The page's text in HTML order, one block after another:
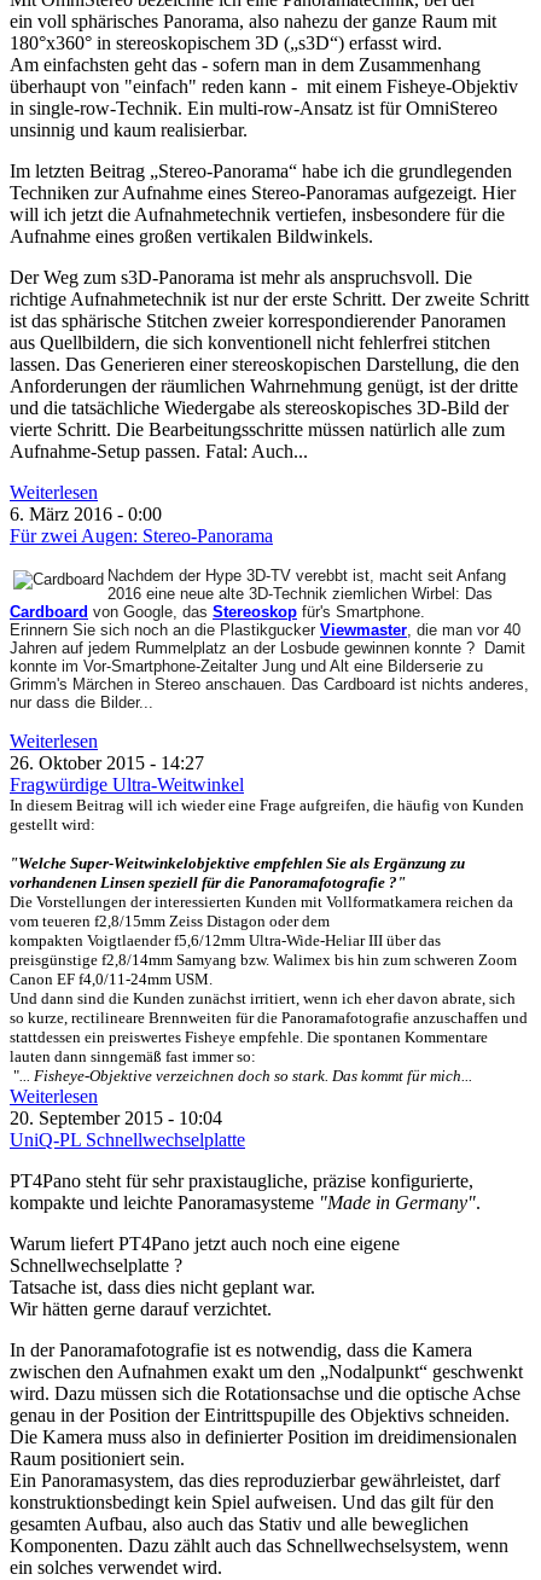
ein voll sphärisches Panorama, also nahezu der ganze Raum mit
180°x360° in stereoskopischem 3D („s3D“) erfasst wird.
Am einfachsten geht das - sofern man in dem Zusammenhang
überhaupt von "einfach" reden kann - mit einem Fisheye-Objektiv
in single-row-Technik. Ein multi-row-Ansatz ist für OmniStereo
unsinnig und kaum realisierbar.
Im letzten Beitrag „Stereo-Panorama“ habe ich die grundlegenden
Techniken zur Aufnahme eines Stereo-Panoramas aufgezeigt. Hier
will ich jetzt die Aufnahmetechnik vertiefen, insbesondere für die
Aufnahme eines großen vertikalen Bildwinkels.
Der Weg zum s3D-Panorama ist mehr als anspruchsvoll. Die
richtige Aufnahmetechnik ist nur der erste Schritt. Der zweite Schritt
ist das sphärische Stitchen zweier korrespondierender Panoramen
aus Quellbildern, die sich konventionell nicht fehlerfrei stitchen
lassen. Das Generieren einer stereoskopischen Darstellung, die den
Anforderungen der räumlichen Wahrnehmung genügt, ist der dritte
und die tatsächliche Wiedergabe als stereoskopisches 3D-Bild der
vierte Schritt. Die Bearbeitungsschritte müssen natürlich alle zum
Aufnahme-Setup passen. Fatal: Auch...
Weiterlesen
6. März 2016 - 0:00
Für zwei Augen: Stereo-Panorama
Nachdem der Hype 3D-TV verebbt ist, macht seit Anfang
2016 eine neue alte 3D-Technik ziemlichen Wirbel: Das
Cardboard von Google, das Stereoskop für's Smartphone.
Erinnern Sie sich noch an die Plastikgucker Viewmaster, die man vor 40
Jahren auf jedem Rummelplatz an der Losbude gewinnen konnte ?
Damit
konnte im Vor-Smartphone-Zeitalter Jung und Alt eine Bilderserie zu
Grimm's Märchen in Stereo anschauen. Das Cardboard ist nichts anderes,
nur dass die Bilder...
Weiterlesen
26. Oktober 2015 - 14:27
Fragwürdige Ultra-Weitwinkel
In diesem Beitrag will ich wieder eine Frage aufgreifen, die häufig von Kunden
gestellt wird:
"Welche Super-Weitwinkelobjektive empfehlen Sie als Ergänzung zu
vorhandenen Linsen speziell für die Panoramafotografie ?"
Die Vorstellungen der interessierten Kunden mit Vollformatkamera reichen da
vom teueren f2,8/15mm Zeiss Distagon oder dem
kompakten Voigtlaender f5,6/12mm Ultra-Wide-Heliar III über das
preisgünstige f2,8/14mm Samyang bzw. Walimex bis hin zum schweren Zoom
Canon EF f4,0/11-24mm USM.
Und dann sind die Kunden zunächst irritiert, wenn ich eher davon abrate, sich
so kurze, rectilineare Brennweiten für die Panoramafotografie anzuschaffen und
stattdessen ein preiswertes Fisheye empfehle. Die spontanen Kommentare
lauten dann sinngemäß fast immer so:
"... Fisheye-Objektive verzeichnen doch so stark. Das kommt für mich...
Weiterlesen
20. September 2015 - 10:04
UniQ-PL Schnellwechselplatte
PT4Pano steht für sehr praxistaugliche, präzise konfigurierte,
kompakte und leichte Panoramasysteme "Made in Germany".
Warum liefert PT4Pano jetzt auch noch eine eigene
Schnellwechselplatte ?
Tatsache ist, dass dies nicht geplant war.
Wir hätten gerne darauf verzichtet.
In der Panoramafotografie ist es notwendig, dass die Kamera
zwischen den Aufnahmen exakt um den „Nodalpunkt“ geschwenkt
wird. Dazu müssen sich die Rotationsachse und die optische Achse
genau in der Position der Eintrittspupille des Objektivs schneiden.
Die Kamera muss also in definierter Position im dreidimensionalen
Raum positioniert sein.
Ein Panoramasystem, das dies reproduzierbar gewährleistet, darf
konstruktionsbedingt kein Spiel aufweisen. Und das gilt für den
gesamten Aufbau, also auch das Stativ und alle beweglichen
Komponenten. Dazu zählt auch das Schnellwechselsystem, wenn
ein solches verwendet wird.